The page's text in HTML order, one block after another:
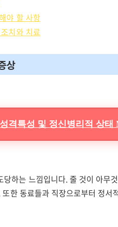
야 할 사항
치와 치료
상
격특성 및 정신병리적 상태
당하는 느낌입니다. 줄 것이 아무
한 동료들과 직장으로부터 정서